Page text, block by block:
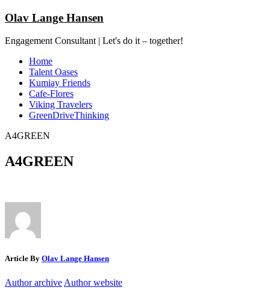
Olav Lange Hansen
Engagement Consultant | Let's do it – together!
Home
Talent Oases
Kumiay Friends
Cafe-Flores
Viking Travelers
GreenDriveThinking
A4GREEN
A4GREEN
Article By Olav Lange Hansen
Author archive Author website